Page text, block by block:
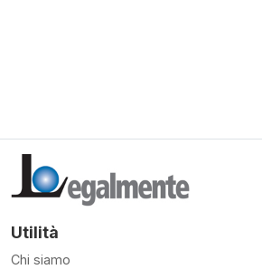
Utilità
Chi siamo